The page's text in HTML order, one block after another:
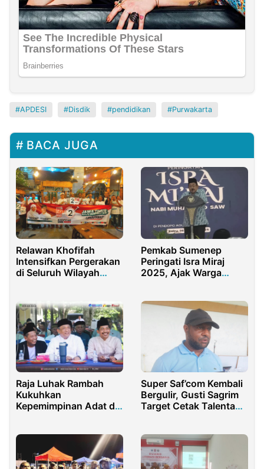
APDESI Disdik pendidikan Purwakarta
BACA JUGA
Relawan Khofifah
Intensifkan Pergerakan
di Seluruh Wilayah
Pemkab Sumenep
Peringati Isra Miraj
2025, Ajak Warga
Raja Luhak Rambah
Kukuhkan
Kepemimpinan Adat di
Budaya
Super Saf’com Kembali
Bergulir, Gusti Sagrim
Target Cetak Talenta